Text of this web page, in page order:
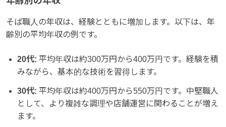
そば職人の年収は、経験とともに増加します。以下は、年
齢別の平均年収の例です。
20代: 平均年収は約300万円から400万円です。経験を積
みながら、基本的な技術を習得します。
30代: 平均年収は約400万円から550万円です。中堅職人
として、より複雑な調理や店舗運営に関わることが増え
ます。